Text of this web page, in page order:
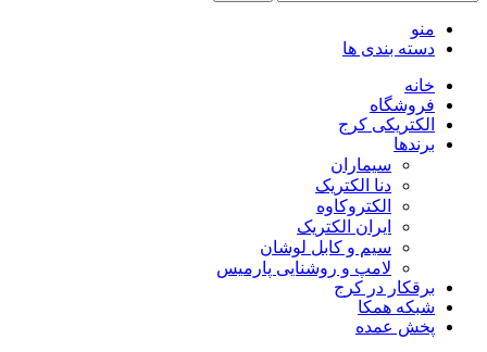
منو
دسته بندی ها
خانه
فروشگاه
الکتریکی کرج
برندها
سیماران
دنا الکتریک
الکتروکاوه
ایران الکتریک
سیم و کابل لوشان
لامپ و روشنایی پارمیس
برقکار در کرج
شبکه همکا
پخش عمده